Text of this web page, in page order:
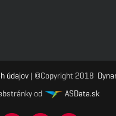
údajov| ©Copyright 2018
od
ASData.sk